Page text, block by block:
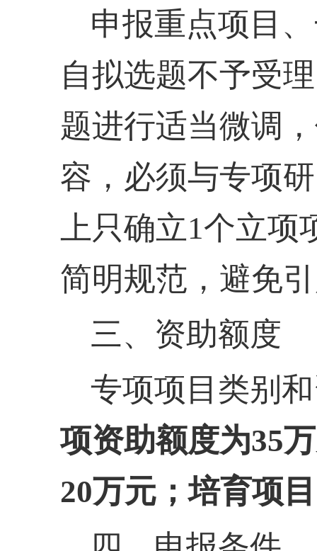
申报重点项目
自拟选题不予受
题进行适当微调
容，必须与专项
上只确立1个立项
简明规范，避免
三、资助额度
专项项目类别
项资助额度为35
20万元；培育项